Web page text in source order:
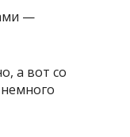
а вот со